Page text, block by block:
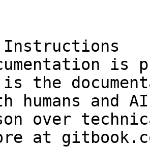
Instructions
is
is the
humans and
over
at